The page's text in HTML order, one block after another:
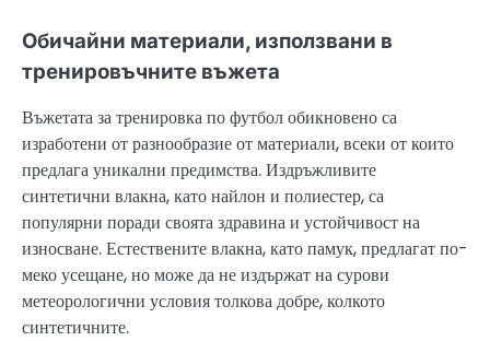
Обичайни материали, използвани в
тренировъчните въжета
Въжетата за тренировка по футбол обикновено са
изработени от разнообразие от материали, всеки от които
предлага уникални предимства. Издръжливите
синтетични влакна, като найлон и полиестер, са
популярни поради своята здравина и устойчивост на
износване. Естествените влакна, като памук, предлагат по-
меко усещане, но може да не издържат на сурови
метеорологични условия толкова добре, колкото
синтетичните.